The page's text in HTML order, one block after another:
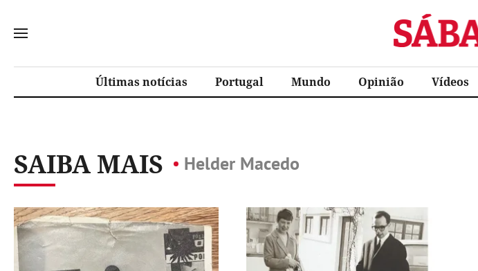
Sábado
Últimas notícias Portugal Mundo Opinião Vídeos
SAIBA MAIS Helder Macedo